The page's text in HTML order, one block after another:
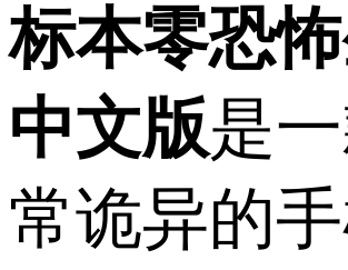
标本零恐
中文版是
常诡异的